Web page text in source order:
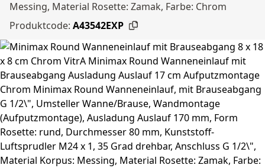
Messing, Material Rosette: Zamak, Farbe: Chrom
Produktcode: A43542EXP